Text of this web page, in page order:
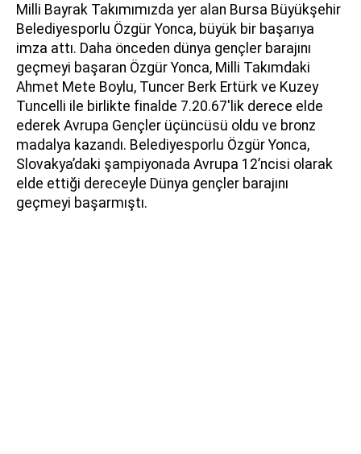
Milli Bayrak Takımımızda yer alan Bursa Büyükşehir
Belediyesporlu Özgür Yonca, büyük bir başarıya
imza attı. Daha önceden dünya gençler barajını
geçmeyi başaran Özgür Yonca, Milli Takımdaki
Ahmet Mete Boylu, Tuncer Berk Ertürk ve Kuzey
Tuncelli ile birlikte finalde 7.20.67'lik derece elde
ederek Avrupa Gençler üçüncüsü oldu ve bronz
madalya kazandı. Belediyesporlu Özgür Yonca,
Slovakya’daki şampiyonada Avrupa 12’ncisi olarak
elde ettiği dereceyle Dünya gençler barajını
geçmeyi başarmıştı.